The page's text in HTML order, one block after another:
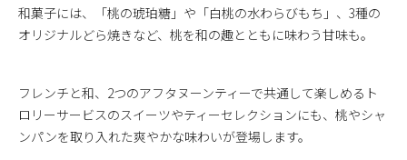
和菓子には、「桃の琥珀糖」や「白桃の水わらびもち」、3種の
オリジナルどら焼きなど、桃を和の趣とともに味わう甘味も。
フレンチと和、2つのアフタヌーンティーで共通して楽しめるト
ロリーサービスのスイーツやティーセレクションにも、桃やシャ
ンパンを取り入れた爽やかな味わいが登場します。